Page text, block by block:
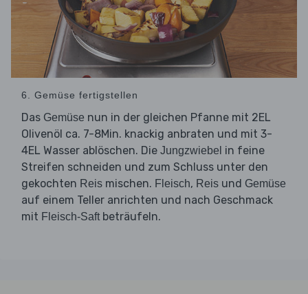
6. Gemüse fertigstellen
Das Gemüse nun in der gleichen Pfanne mit 2EL
Olivenöl ca. 7-8Min. knackig anbraten und mit 3-
4EL Wasser ablöschen. Die Jungzwiebel in feine
Streifen schneiden und zum Schluss unter den
gekochten Reis mischen. Fleisch, Reis und Gemüse
auf einem Teller anrichten und nach Geschmack
mit Fleisch-Saftbeträufeln.